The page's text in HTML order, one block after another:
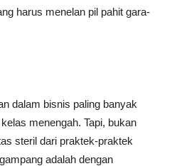
harus menelan pil pahit gara-
dalam bisnis paling banyak
menengah. Tapi, bukan
steril dari praktek-praktek
adalah dengan